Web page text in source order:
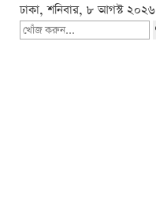
ঢাকা, শনিবার, ৮ আগস্ট ২০২৬